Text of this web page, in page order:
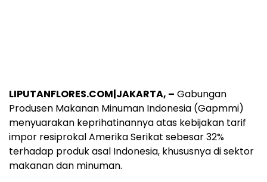
LIPUTANFLORES.COM|JAKARTA, – Gabungan
Produsen Makanan Minuman Indonesia (Gapmmi)
menyuarakan keprihatinannya atas kebijakan tarif
impor resiprokal Amerika Serikat sebesar 32%
terhadap produk asal Indonesia, khususnya di sektor
makanan dan minuman.